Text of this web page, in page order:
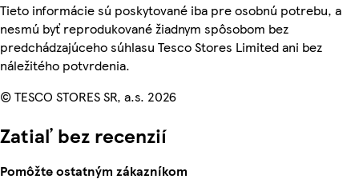
Tieto informácie sú poskytované iba pre osobnú potrebu, a
nesmú byť reprodukované žiadnym spôsobom bez
predchádzajúceho súhlasu Tesco Stores Limited ani bez
náležitého potvrdenia.
© TESCO STORES SR, a.s. 2026
Zatiaľ bez recenzií
Pomôžte ostatným zákazníkom